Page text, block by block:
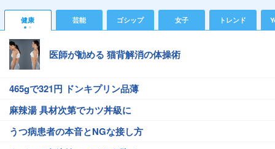
健康 芸能 ゴシップ 女子 トレンド
医師が勧める 猫背解消の体操術
465gで321円 ドンキプリン品薄
麻辣湯 具材次第でカツ丼級に
うつ病患者の本音とNGな接し方